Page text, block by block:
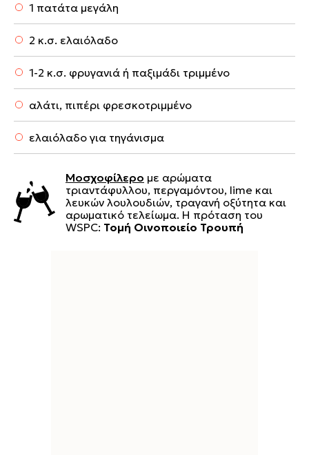
1 πατάτα μεγάλη
2 κ.σ. ελαιόλαδο
1-2 κ.σ. φρυγανιά ή παξιμάδι τριμμένο
αλάτι, πιπέρι φρεσκοτριμμένο
ελαιόλαδο για τηγάνισμα
Μοσχοφίλερο με αρώματα
τριαντάφυλλου, περγαμόντου, lime και
λευκών λουλουδιών, τραγανή οξύτητα και
αρωματικό τελείωμα. Η πρόταση του
WSPC: Τομή Οινοποιείο Τρουπή